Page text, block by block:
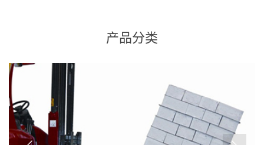
产品分类